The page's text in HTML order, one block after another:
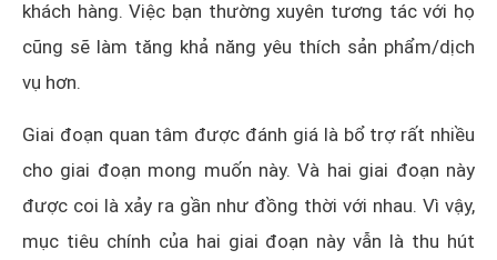
khách hàng. Việc bạn thường xuyên tương tác với họ
cũng sẽ làm tăng khả năng yêu thích sản phẩm/dịch
vụ hơn.
Giai đoạn quan tâm được đánh giá là bổ trợ rất nhiều
cho giai đoạn mong muốn này. Và hai giai đoạn này
được coi là xảy ra gần như đồng thời với nhau. Vì vậy,
mục tiêu chính của hai giai đoạn này vẫn là thu hút